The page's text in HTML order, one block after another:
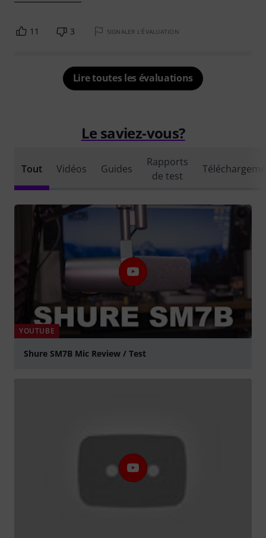
11 3 SIGNALER L'ÉVALUATION
Lire toutes les évaluations
Le saviez-vous?
Tout Vidéos Guides
Rapports
de test
YOUTUBE
Shure SM7B Mic Review / Test